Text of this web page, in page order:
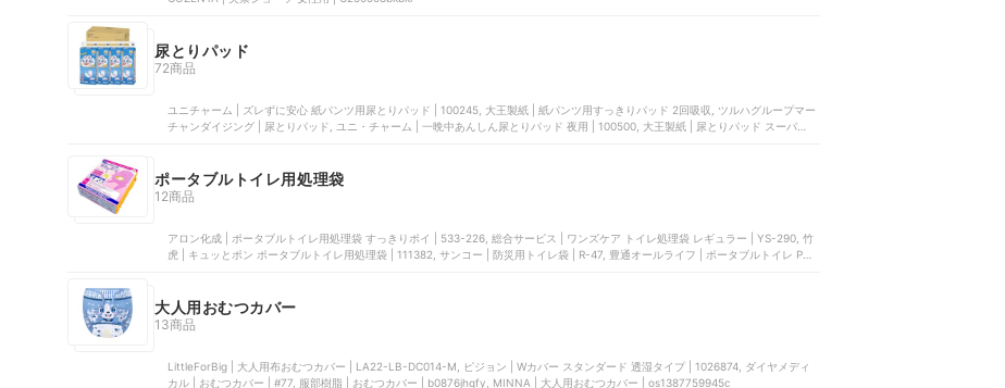
尿とりパッド
72商品
ユニチャーム | ズレずに安心 紙パンツ用尿とりパッド | 100245, 大王製紙 | 紙パンツ用すっきりパッド 2回吸収, ツルハグループマー
チャンダイジング | 尿とりパッド, ユニ・チャーム | 一晩中あんしん尿とりパッド 夜用 | 100500, 大王製紙 | 尿とりパッド スーパー吸
ポータブルトイレ用処理袋
12商品
アロン化成 | ポータブルトイレ用処理袋 すっきりポイ | 533-226, 総合サービス | ワンズケア トイレ処理袋 レギュラー | YS-290, 竹
虎 | キュッとポン ポータブルトイレ用処理袋 | 111382, サンコー | 防災用トイレ袋 | R-47, 豊通オールライフ | ポータブルトイレ Pee
大人用おむつカバー
13商品
LittleForBig | 大人用布おむつカバー | LA22-LB-DC014-M, ピジョン | Wカバー スタンダード 透湿タイプ | 1026874, ダイヤメディ
カル | おむつカバー | #77, 服部樹脂 | おむつカバー | b0876jhqfy, MINNA | 大人用おむつカバー | os1387759945c